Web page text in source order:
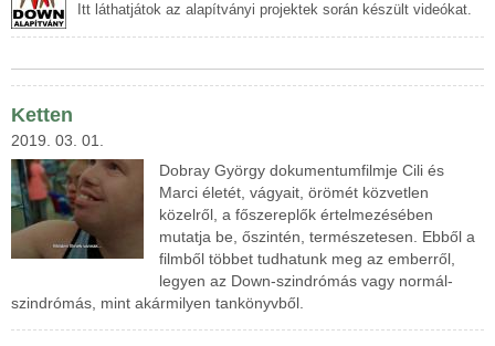
Itt láthatjátok az alapítványi projektek során készült videókat.
Ketten
2019. 03. 01.
Dobray György dokumentumfilmje Cili és
Marci életét, vágyait, örömét közvetlen
közelről, a főszereplők értelmezésében
mutatja be, őszintén, természetesen. Ebből a
filmből többet tudhatunk meg az emberről,
legyen az Down-szindrómás vagy normál-
szindrómás, mint akármilyen tankönyvből.